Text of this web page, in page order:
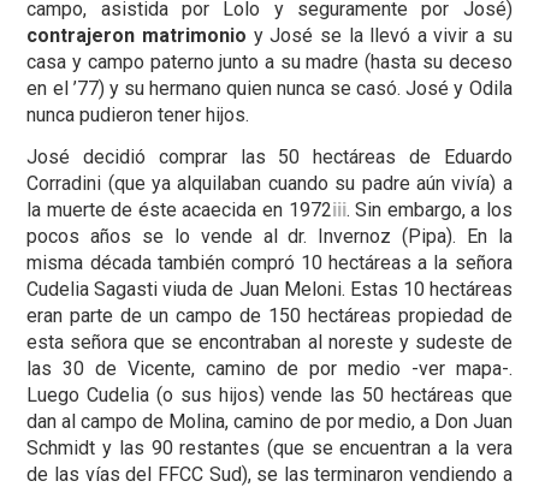
campo, asistida por Lolo y seguramente por José)
contrajeron matrimonio y José se la llevó a vivir a su
casa y campo paterno junto a su madre (hasta su deceso
en el ’77) y su hermano quien nunca se casó. José y Odila
nunca pudieron tener hijos.
José decidió comprar las 50 hectáreas de Eduardo
Corradini (que ya alquilaban cuando su padre aún vivía) a
la muerte de éste acaecida en 1972iii. Sin embargo, a los
pocos años se lo vende al dr. Invernoz (Pipa). En la
misma década también compró 10 hectáreas a la señora
Cudelia Sagasti viuda de Juan Meloni. Estas 10 hectáreas
eran parte de un campo de 150 hectáreas propiedad de
esta señora que se encontraban al noreste y sudeste de
las 30 de Vicente, camino de por medio -ver mapa-.
Luego Cudelia (o sus hijos) vende las 50 hectáreas que
dan al campo de Molina, camino de por medio, a Don Juan
Schmidt y las 90 restantes (que se encuentran a la vera
de las vías del FFCC Sud), se las terminaron vendiendo a